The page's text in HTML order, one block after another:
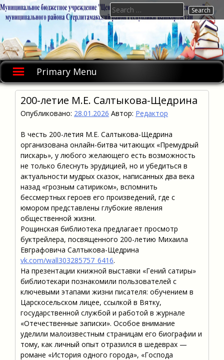
Skip
to
Primary Menu
Search
for:
200-летие М.Е. Салтыкова-Щедрина
Опубликовано: 28.01.2026 Автор: Редактор
В честь 200-летия М.Е. Салтыкова-Щедрина
организована онлайн-битва читающих «Премудрый
пискарь», у любого желающего есть возможность
не только блеснуть эрудицией, но и убедиться в
актуальности мудрых сказок, написанных два века
назад «грозным сатириком», вспомнить
бессмертных героев его произведений, где с
юмором представлены глубокие явления
общественной жизни.
Рощинская библиотека предлагает просмотр
буктрейлера, посвященного 200-летию Михаила
Евграфовича Салтыкова-Щедрина
vk.com/wall303285757_6416.
На презентации книжной выставки «Гений сатиры»
библиотекари познакомили пользователей с
ключевыми этапами жизни писателя: обучением в
Царскосельском лицее, ссылкой в Вятку,
государственной службой и работой в журнале
«Отечественные записки». Особое внимание
уделили малоизвестным страницам его биографии и
тому, как личный опыт отразился в шедеврах —
романе «История одного города», «Господа